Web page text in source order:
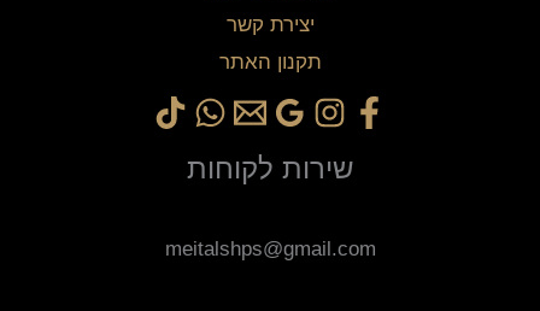
יצירת קשר
תקנון האתר
שירות לקוחות
meitalshps@gmail.com